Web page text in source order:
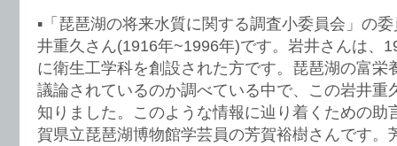
▪️「琵琶湖の将来水質に関する調査小委員会」の
井重久さん(1916年~1996年)です。岩井さんは、
に衛生工学科を創設された方です。琵琶湖の富栄
議論されているのか調べている中で、この岩井重
知りました。このような情報に辿り着くための助
賀県立琵琶湖博物館学芸員の芳賀裕樹さんです。